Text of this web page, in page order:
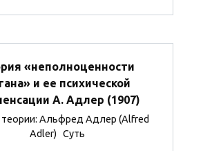
«неполноценности
и ее психической
А. Адлер (1907)
Альфред Адлер (Alfred
Adler) Суть